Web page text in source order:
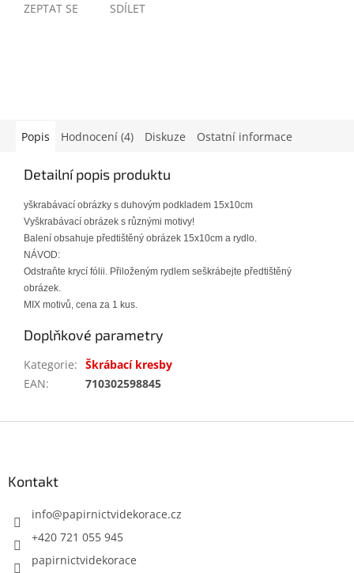
ZEPTAT SE SDÍLET
Popis Hodnocení (4) Diskuze Ostatní informace
Detailní popis produktu
yškrabávací obrázky s duhovým podkladem 15x10cm
Vyškrabávací obrázek s různými motivy!
Balení obsahuje předtištěný obrázek 15x10cm a rydlo.
NÁVOD:
Odstraňte krycí fólii. Přiloženým rydlem seškrábejte předtištěný
obrázek.
MIX motivů, cena za 1 kus.
Doplňkové parametry
Kategorie: Škrábací kresby
EAN: 710302598845
Kontakt
info@papirnictvidekorace.cz
+420 721 055 945
papirnictvidekorace